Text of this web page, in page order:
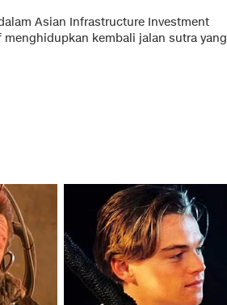
Asian Infrastructure Investment
kembali jalan sutra yang